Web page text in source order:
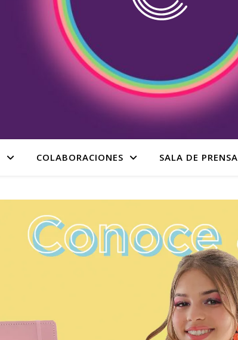
COLABORACIONES SALA DE PRENSA